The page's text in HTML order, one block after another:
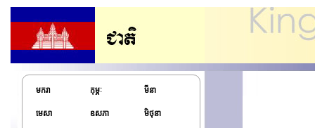
មករា កុម្ភៈ មីនា
មេសា ឧសភា មិថុនា
ព្រះរាជសារផ្ញើជូន ឯកឧត្តម Anatoly Borovik ឯកអគ្គ
រដ្ឋទូតវិសាមញ្ញ និងពេញសមត្ថភាពនៃសហព័ន្ធរុស្ស៊ី ប្រចាំនៅ
ព្រះរាជាណាចក្រកម្ពុជា
Pengiran Tahir ឯកអគ្គរាជទូតវិសាមញ្ញ និងពេញសមត្ថភាពនៃ
ប្រទេសប្រុយណេដារូសាឡឹម និងព្រឹទ្ធបុរសនៃអង្គទូតប្រចាំ
ព្រះរាជសារផ្ញើជូន លោកជំទាវ SYLVANIE BURTON